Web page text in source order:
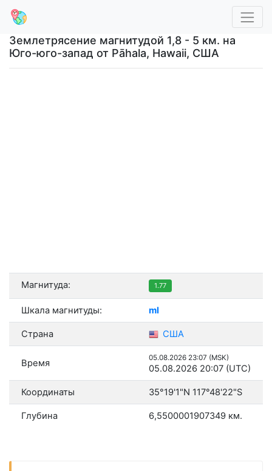
Землетрясение магнитудой 1,8 - 5 км. на
Юго-юго-запад от Pāhala, Hawaii, США
Магнитуда: 1.77
Шкала магнитуды: ml
Страна США
Время 05.08.2026 23:07 (MSK)
05.08.2026 20:07 (UTC)
Координаты 35°19'1"N 117°48'22"S
Глубина 6,5500001907349 км.